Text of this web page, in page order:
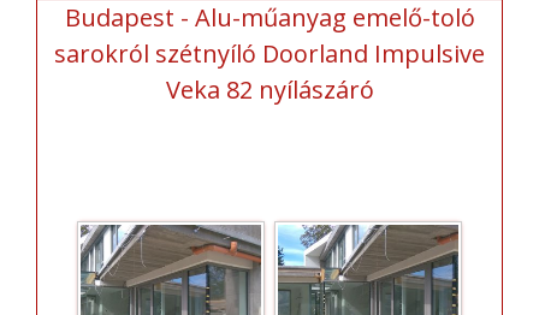
Budapest - Alu-műanyag emelő-toló
sarokról szétnyíló Doorland Impulsive
Veka 82 nyílászáró